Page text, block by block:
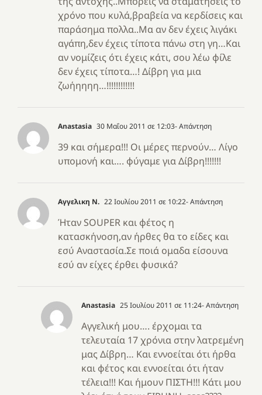
χρόνο που κυλά,βραβεία να κερδίσεις και
παράσημα πολλα..Μα αν δεν έχεις λιγάκι
αγάπη,δεν έχεις τίποτα πάνω στη γη…Και
αν νομίζεις ότι έχεις κάτι, σου λέω φίλε
δεν έχεις τίποτα…! Δίβρη για μια
ζωήηηηη…!!!!!!!!!!!!
Anastasia 30 Μαΐου 2011 σε 12:03- Απάντηση
39 και σήμερα!!! Οι μέρες περνούν… Λίγο
υπομονή και…. φύγαμε για Δίβρη!!!!!!!
Αγγελικη Ν. 22 Ιουλίου 2011 σε 10:22- Απάντηση
Ήταν SOUPER και φέτος η
κατασκήνοση,αν ήρθες θα το είδες και
εσύ Αναστασία.Σε ποιά ομαδα είσουνα
εσύ αν είχες έρθει φυσικά?
Anastasia 25 Ιουλίου 2011 σε 11:24- Απάντηση
Αγγελική μου…. έρχομαι τα
τελευταία 17 χρόνια στην λατρεμένη
μας Δίβρη… Και εννοείται ότι ήρθα
και φέτος και εννοείται ότι ήταν
τέλεια!!! Και ήμουν ΠΙΣΤΗ!!! Κάτι μου